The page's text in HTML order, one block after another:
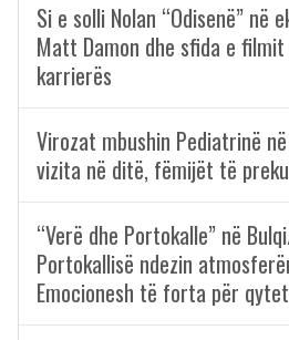
Si e solli Nolan “Odisenë” në
Matt Damon dhe sfida e
karrierës
Virozat mbushin Pediatrinë
vizita në ditë, fëmijët të
“Verë dhe Portokalle” në
Portokallisë ndezin
Emocionesh të forta për